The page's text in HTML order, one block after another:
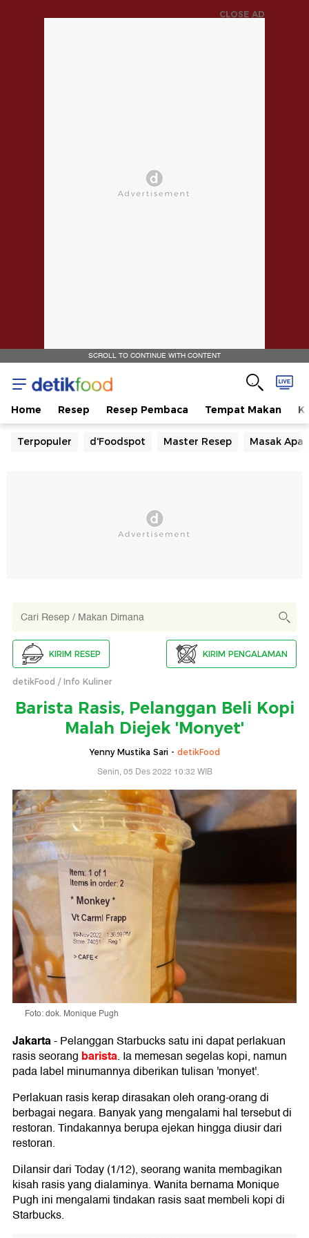
CLOSE AD
SCROLL TO CONTINUE WITH CONTENT
Home Resep Resep Pembaca Tempat Makan
Terpopuler d'Foodspot Master Resep Masak Apa
KIRIM RESEP KIRIM PENGALAMAN
detikFood Info Kuliner
Barista Rasis, Pelanggan Beli Kopi
Malah Diejek 'Monyet'
Yenny Mustika Sari - detikFood
Senin, 05 Des 2022 10:32 WIB
Foto: dok. Monique Pugh
Jakarta-Pelanggan Starbucks satu ini dapat perlakuan
rasis seorang barista. Ia memesan segelas kopi, namun
pada label minumannya diberikan tulisan 'monyet'.
Perlakuan rasis kerap dirasakan oleh orang-orang di
berbagai negara. Banyak yang mengalami hal tersebut di
restoran. Tindakannya berupa ejekan hingga diusir dari
restoran.
Dilansir dari Today (1/12), seorang wanita membagikan
kisah rasis yang dialaminya. Wanita bernama Monique
Pugh ini mengalami tindakan rasis saat membeli kopi di
Starbucks.